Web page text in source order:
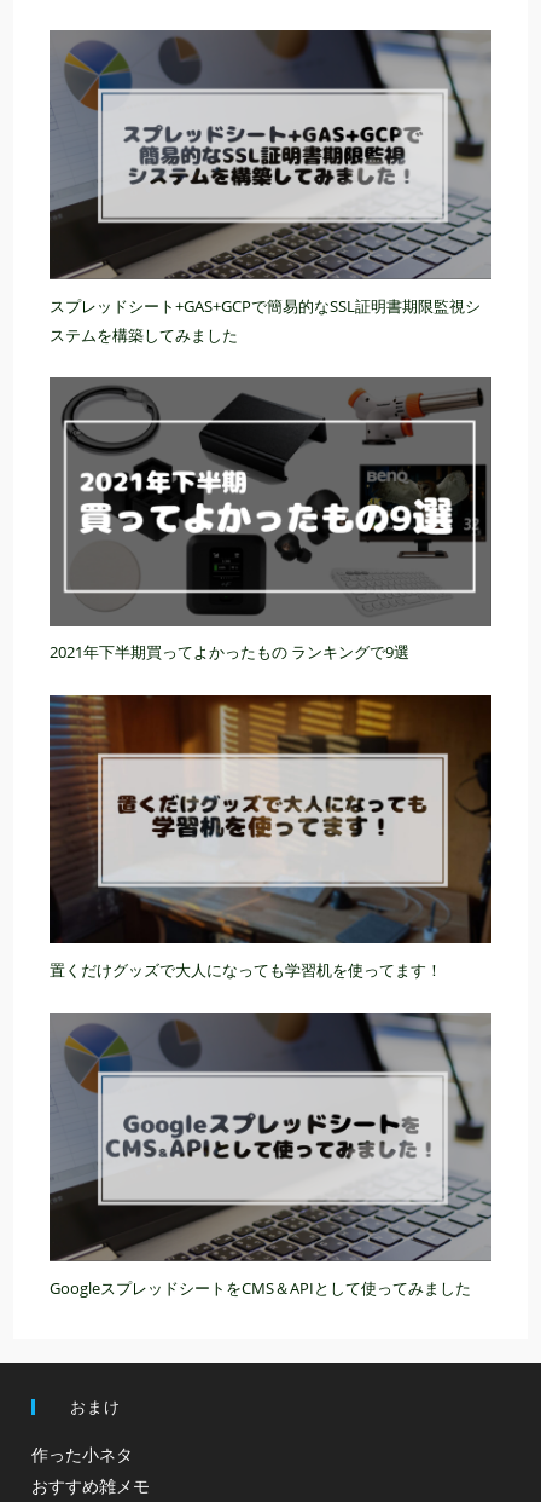
スプレッドシート+GAS+GCPで簡易的なSSL証明書期限監視シ
ステムを構築してみました
2021年下半期買ってよかったもの ランキングで9選
置くだけグッズで大人になっても学習机を使ってます！
GoogleスプレッドシートをCMS＆APIとして使ってみました
おまけ
作った小ネタ
おすすめ雑メモ